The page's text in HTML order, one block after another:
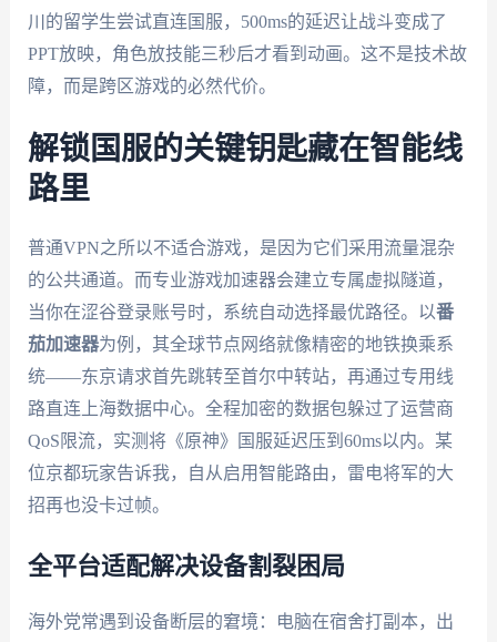
川的留学生尝试直连国服，500ms的延迟让战斗变成了
PPT放映，角色放技能三秒后才看到动画。这不是技术故
障，而是跨区游戏的必然代价。
解锁国服的关键钥匙藏在智能线
路里
普通VPN之所以不适合游戏，是因为它们采用流量混杂
的公共通道。而专业游戏加速器会建立专属虚拟隧道，
当你在涩谷登录账号时，系统自动选择最优路径。以番
茄加速器为例，其全球节点网络就像精密的地铁换乘系
统——东京请求首先跳转至首尔中转站，再通过专用线
路直连上海数据中心。全程加密的数据包躲过了运营商
QoS限流，实测将《原神》国服延迟压到60ms以内。某
位京都玩家告诉我，自从启用智能路由，雷电将军的大
招再也没卡过帧。
全平台适配解决设备割裂困局
海外党常遇到设备断层的窘境：电脑在宿舍打副本，出